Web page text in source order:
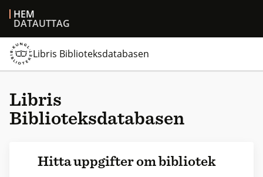
HEM
DATAUTTAG
Libris Biblioteksdatabasen
Libris
Biblioteksdatabasen
Hitta uppgifter om bibliotek